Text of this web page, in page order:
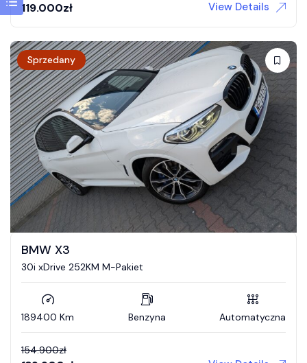
119.000zł View Details
Sprzedany
BMW X3
30i xDrive 252KM M-Pakiet
189400 Km Benzyna Automatyczna
154.900zł